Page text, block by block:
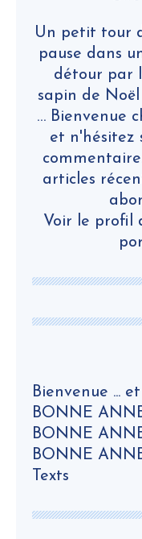
Bienvenue ...
BONNE
BONNE
BONNE
Texts
Un petit tour
pause dans
détour par
sapin de Noël
… Bienvenue
et n'hésitez
articles
Voir le profil